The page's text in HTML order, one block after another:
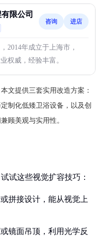
限公司
咨询 进店
2014年成立于上海市，
权威，经验丰富。
文提供三套实用改造方案：
制化低矮卫浴设备，以及创
顾美观与实用性。
试这些视觉扩容技巧：
拼接设计，能从视觉上
镜面吊顶，利用光学反